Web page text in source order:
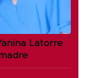
Latorre